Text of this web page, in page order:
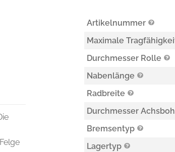
Artikelnummer
Maximale
Durchmesser Rolle
Nabenlänge
Radbreite
Durchmesser
Bremsentyp
Lagertyp